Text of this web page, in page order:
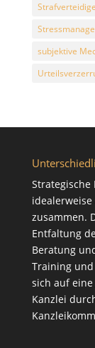
subjektive
Strategische
zusammen.
Entfaltung
Beratung
Trainingund
sich auf
Kanzlei